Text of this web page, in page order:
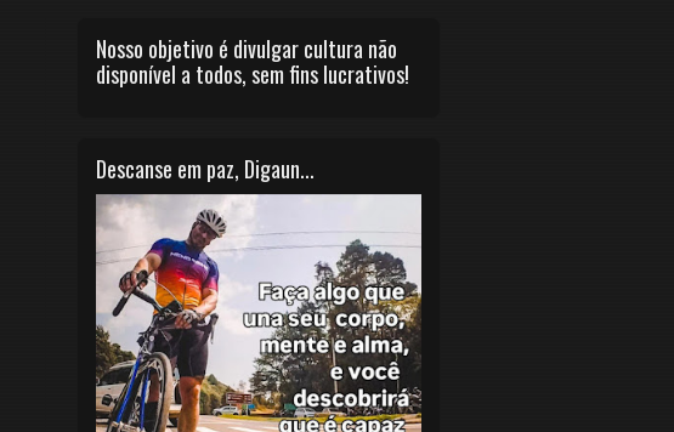
Nosso objetivo é divulgar cultura não
disponível a todos, sem fins lucrativos!
Descanse em paz, Digaun...